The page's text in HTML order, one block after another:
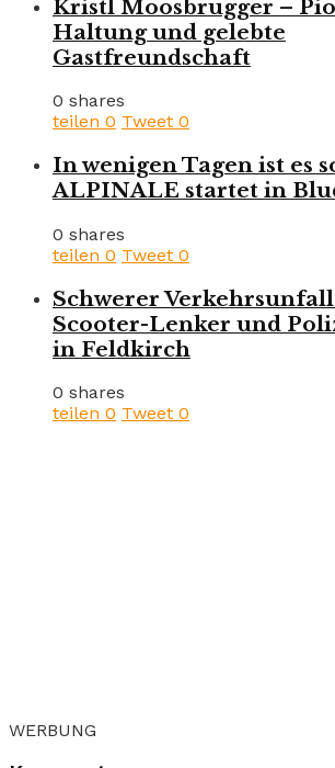
Kristl Moosbrugger –
Haltung und gelebte
Gastfreundschaft
0 shares
teilen 0 Tweet 0
In wenigen Tagen ist es
ALPINALE startet in
0 shares
teilen 0 Tweet 0
Schwerer
Scooter-Lenker und
in Feldkirch
0 shares
teilen 0 Tweet 0
WERBUNG